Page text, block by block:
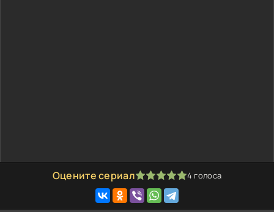
Оцените сериал
1 2 3 4 5 4 голоса